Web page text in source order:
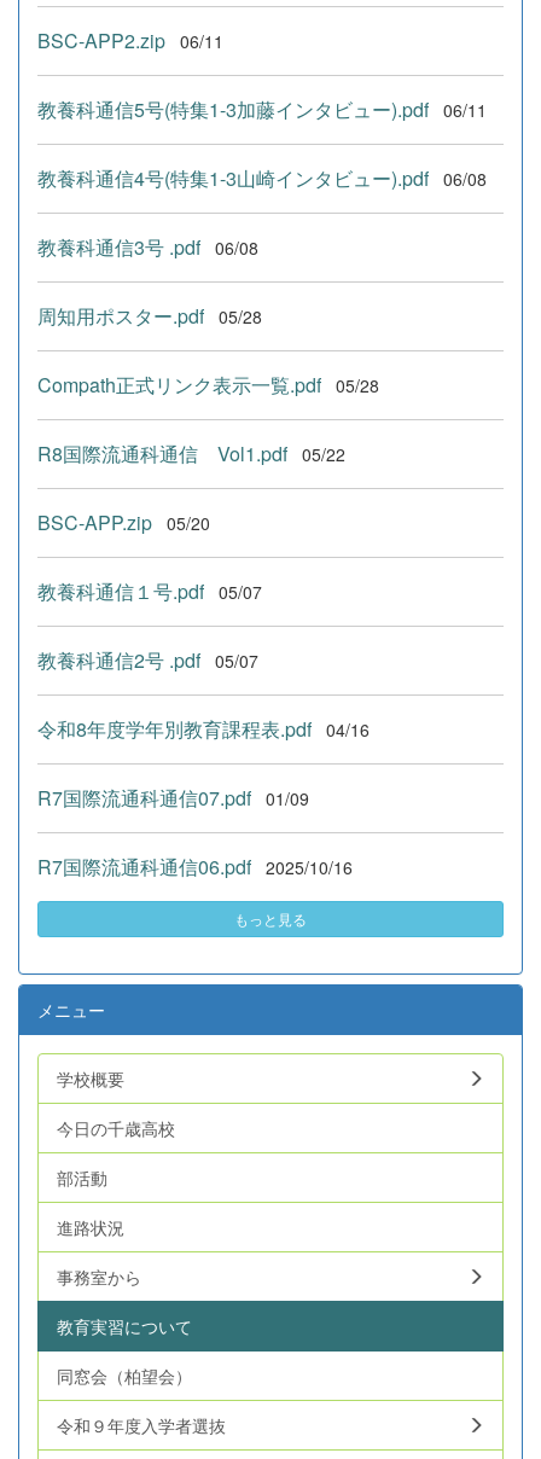
BSC-APP2.zip 06/11
教養科通信5号(特集1-3加藤インタビュー).pdf 06/11
教養科通信4号(特集1-3山崎インタビュー).pdf 06/08
教養科通信3号 .pdf 06/08
周知用ポスター.pdf 05/28
Compath正式リンク表示一覧.pdf 05/28
R8国際流通科通信 Vol1.pdf 05/22
BSC-APP.zip 05/20
教養科通信１号.pdf 05/07
教養科通信2号 .pdf 05/07
令和8年度学年別教育課程表.pdf 04/16
R7国際流通科通信07.pdf 01/09
R7国際流通科通信06.pdf 2025/10/16
もっと見る
メニュー
学校概要
今日の千歳高校
部活動
進路状況
事務室から
教育実習について
同窓会（柏望会）
令和９年度入学者選抜